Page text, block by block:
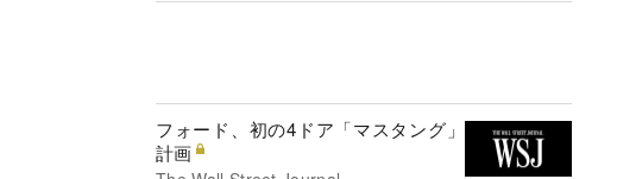
フォード、初の4ドア「マスタング」
計画